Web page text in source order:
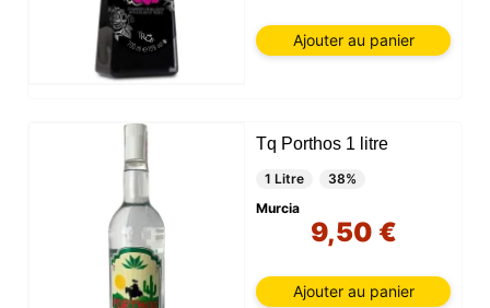
Ajouter au panier
Tq Porthos 1 litre
1 Litre
38%
Murcia
9,50 €
Ajouter au panier